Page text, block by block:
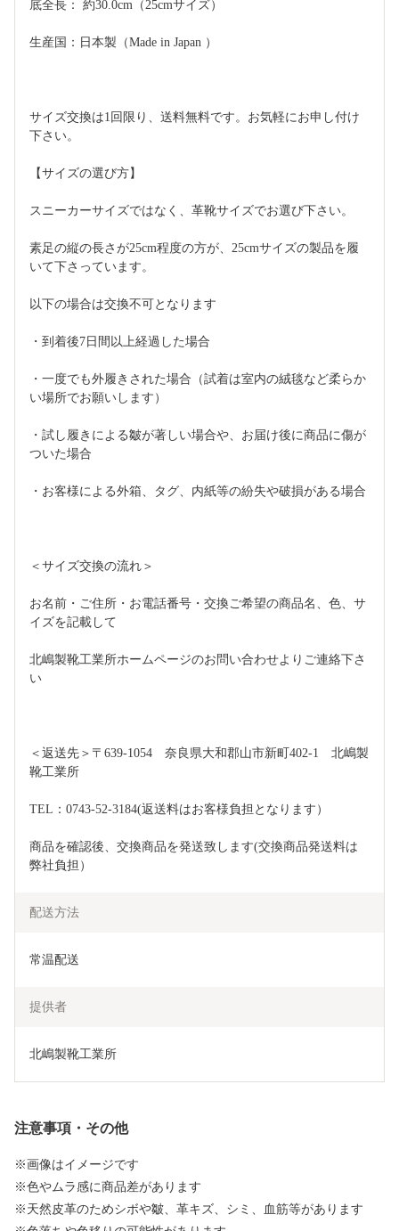
底全長： 約30.0cm（25cmサイズ）
生産国：日本製（Made in Japan ）
サイズ交換は1回限り、送料無料です。お気軽にお申し付け
下さい。
【サイズの選び方】
スニーカーサイズではなく、革靴サイズでお選び下さい。
素足の縦の長さが25cm程度の方が、25cmサイズの製品を履
いて下さっています。
以下の場合は交換不可となります
・到着後7日間以上経過した場合
・一度でも外履きされた場合（試着は室内の絨毯など柔らか
い場所でお願いします）
・試し履きによる皺が著しい場合や、お届け後に商品に傷が
ついた場合
・お客様による外箱、タグ、内紙等の紛失や破損がある場合
＜サイズ交換の流れ＞
お名前・ご住所・お電話番号・交換ご希望の商品名、色、サ
イズを記載して
北嶋製靴工業所ホームページのお問い合わせよりご連絡下さ
い
＜返送先＞〒639-1054　奈良県大和郡山市新町402-1　北嶋製
靴工業所
TEL：0743-52-3184(返送料はお客様負担となります）
商品を確認後、交換商品を発送致します(交換商品発送料は
弊社負担）
配送方法
常温配送
提供者
北嶋製靴工業所
注意事項・その他
※画像はイメージです
※色やムラ感に商品差があります
※天然皮革のためシボや皺、革キズ、シミ、血筋等があります